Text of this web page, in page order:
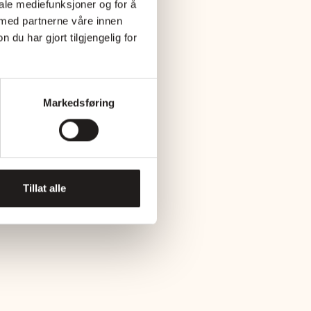
mediefunksjoner og for å
partnerne våre innen
du har gjort tilgjengelig for
Markedsføring
Tillat alle